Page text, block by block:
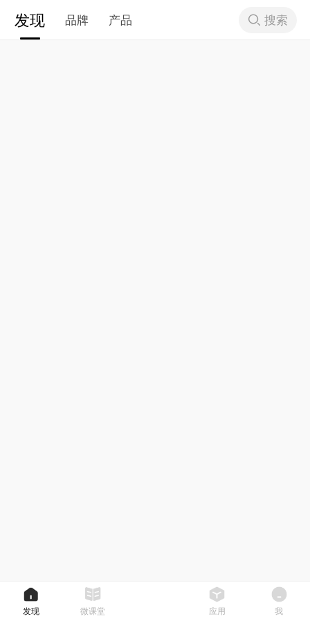
发现 品牌 产品 搜索
发现 微课堂 应用 我